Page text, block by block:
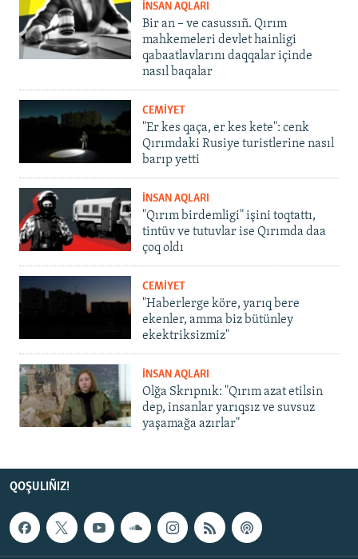
İNSAN AQLARI
Bir an – ve casussıñ. Qırım
mahkemeleri devlet hainligi
qabaatlavlarını daqqalar içinde
nasıl baqalar
CEMİYET
"Er kes qaça, er kes kete": cenk
Qırımdaki Rusiye turistlerine nasıl
barıp yetti
İNSAN AQLARI
"Qırım birdemligi" işini toqtattı,
tintüv ve tutuvlar ise Qırımda daa
çoq oldı
CEMİYET
"Haberlerge köre, yarıq bere
ekenler, amma biz bütünley
ekektriksizmiz"
İNSAN AQLARI
Olğa Skrıpnık: "Qırım azat etilsin
dep, insanlar yarıqsız ve suvsuz
yaşamağa azırlar"
QOŞULIÑIZ!